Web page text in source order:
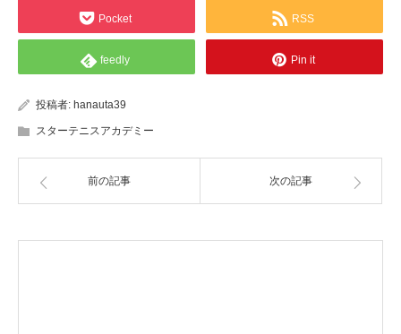
Pocket RSS
feedly Pin it
投稿者: hanauta39
スターテニスアカデミー
前の記事 次の記事